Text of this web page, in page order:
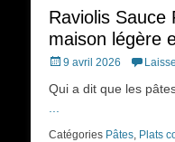
Raviolis Sauce
maison légère
Posted
9 avril 2026
Qui a dit que les
Catégories Pâtes Plats